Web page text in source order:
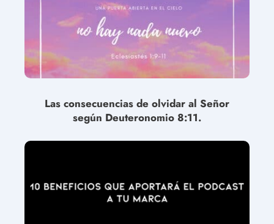
Las consecuencias de olvidar al Señor
según Deuteronomio 8:11.